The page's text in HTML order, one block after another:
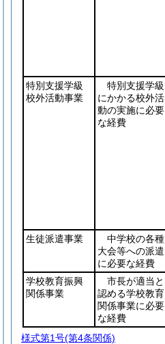
特別支援学級
校外活動事業
特別支援学級
にかかる校外活
動の実施に必要
な経費
生徒派遣事業
中学校の各種
大会等への派遣
に必要な経費
学校教育振興
関係事業
市長が適当と
認める学校教育
関係事業に必要
な経費
様式第1号(第4条関係)